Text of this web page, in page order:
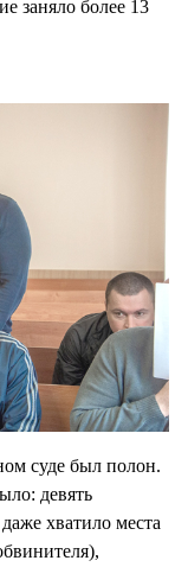
заняло более 13
суде был полон.
девять
хватило места